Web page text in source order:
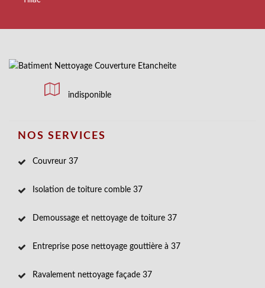
indisponible
NOS SERVICES
Couvreur 37
Isolation de toiture comble 37
Demoussage et nettoyage de toiture 37
Entreprise pose nettoyage gouttière à 37
Ravalement nettoyage façade 37